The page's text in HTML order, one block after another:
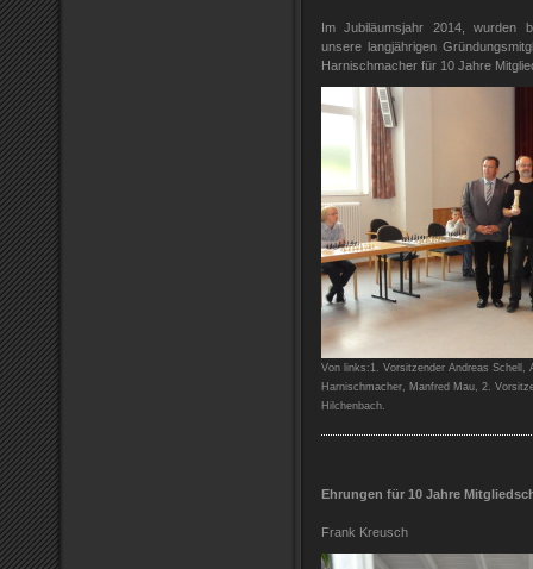
Im Jubiläumsjahr 2014, wurden
unsere langjährigen
Harnischmacher für 10 Jahre
Von links:1. Vorsitzender Andreas Schell,
Harnischmacher, Manfred Mau, 2.
Hilchenbach.
Ehrungen für 10 Jahre
Frank Kreusch